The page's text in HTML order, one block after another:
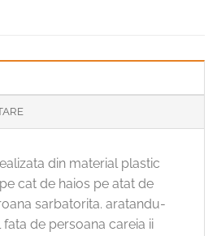
din material plastic
cat de haios pe atat de
sarbatorita. aratandu-
de persoana careia ii